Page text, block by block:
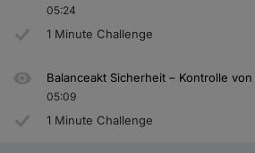
05:24
1 Minute Challenge
Balanceakt Sicherheit – Kontrolle
05:09
1 Minute Challenge